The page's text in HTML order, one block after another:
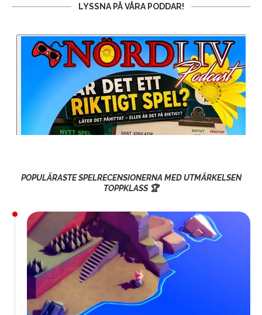
LYSSNA PÅ VÅRA PODDAR!
POPULÄRASTE SPELRECENSIONERNA MED UTMÄRKELSEN
TOPPKLASS 🏆